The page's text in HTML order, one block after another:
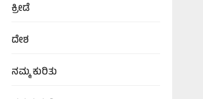
ಕ್ರೀಡೆ
ದೇಶ
ನಮ್ಮ ಕುರಿತು